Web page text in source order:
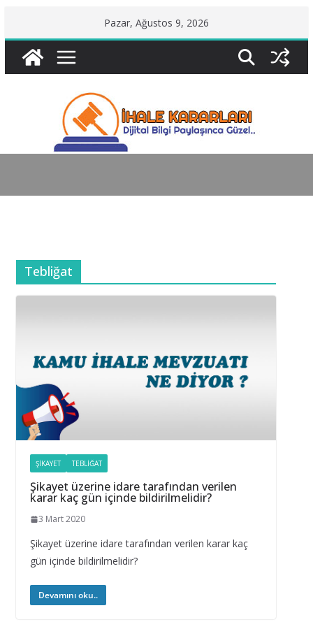
to
content
Pazar, Ağustos 9, 2026
Tebliğat
ŞIKAYET TEBLIĞAT
Şikayet üzerine idare tarafından verilen
karar kaç gün içinde bildirilmelidir?
3 Mart 2020
Şikayet üzerine idare tarafından verilen karar kaç
gün içinde bildirilmelidir?
Devamını oku..